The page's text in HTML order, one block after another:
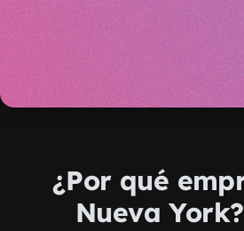
¿Por qué
Nueva York?